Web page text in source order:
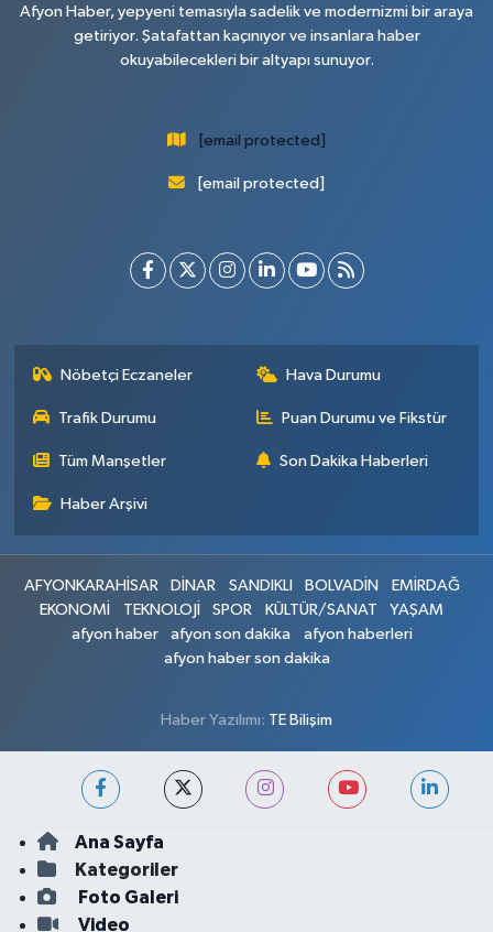
Afyon Haber, yepyeni temasıyla sadelik ve modernizmi bir araya
getiriyor. Şatafattan kaçınıyor ve insanlara haber
okuyabilecekleri bir altyapı sunuyor.
[email protected]
[email protected]
Nöbetçi Eczaneler Hava Durumu
Trafik Durumu Puan Durumu ve Fikstür
Tüm Manşetler Son Dakika Haberleri
Haber Arşivi
AFYONKARAHİSAR DİNAR SANDIKLI BOLVADİN
EMİRDAĞ
EKONOMİ
TEKNOLOJİ SPOR KÜLTÜR/SANAT
YAŞAM
afyon haber
afyon son dakika
afyon haberleri
afyon haber son dakika
Haber Yazılımı: TE Bilişim
Ana Sayfa
Kategoriler
Foto Galeri
Video